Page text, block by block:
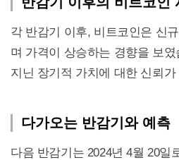
각 반감기 이후, 비트코인은 신
며 가격이 상승하는 경향을 보
지닌 장기적 가치에 대한 신뢰
다가오는 반감기와 예측
다음 반감기는 2024년 4월 20일